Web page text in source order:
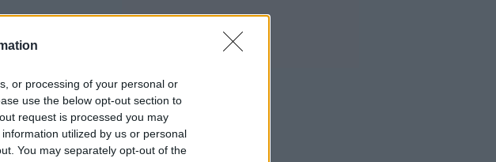
or processing of your personal or
use the below opt-out section to
request is processed you may
utilized by us or personal
You may separately opt-out of the
μπορούσε να διευρυνθεί με την
ΓΓΠΠ: Σε Red Code για πυρκαγιές
13:59
ΠΑΚΟΕ: Θάλαμος επικίνδυνων αερίων
το Μετρό της Αθήνας
13:29
Amazon: Έτοιμη να γίνει ο μεγαλύτερος
μεμονωμένος ρυπαντής στις ΗΠΑ